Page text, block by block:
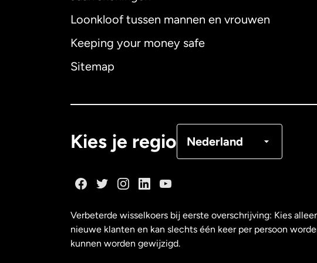
Loonkloof tussen mannen en vrouwen
Keeping your money safe
Sitemap
Kies je regio Nederland
Australië
Verbeterde wisselkoers bij eerste overschrijving: Kies
nieuwe klanten en kan slechts één keer per persoon
kunnen worden gewijzigd.